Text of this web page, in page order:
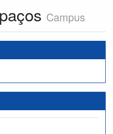
Campus